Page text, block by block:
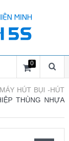
0
MÁY HÚT BỤI -HÚT
THÙNG NHỰA